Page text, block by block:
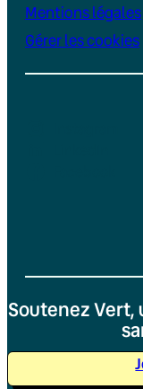
Mentions légales
Gérer les cookies
Soutenez